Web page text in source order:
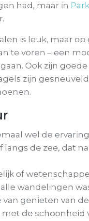
had, maar in
is leuk, maar
te voren – een
Ook zijn
zijn
wel de
de zee, dat
of
wandelingen
genieten van
de schoonheid